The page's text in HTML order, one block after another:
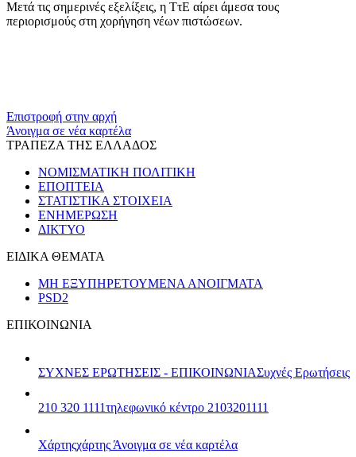
Μετά τις σημερινές εξελίξεις, η ΤτΕ αίρει άμεσα τους
περιορισμούς στη χορήγηση νέων πιστώσεων.
Επιστροφή στην αρχή
Άνοιγμα σε νέα καρτέλα
ΤΡΑΠΕΖΑ ΤΗΣ ΕΛΛΑΔΟΣ
ΝΟΜΙΣΜΑΤΙΚΗ ΠΟΛΙΤΙΚΗ
ΕΠΟΠΤΕΙΑ
ΣΤΑΤΙΣΤΙΚΑ ΣΤΟΙΧΕΙΑ
ΕΝΗΜΕΡΩΣΗ
ΔΙΚΤΥΟ
ΕΙΔΙΚΑ ΘΕΜΑΤΑ
ΜΗ ΕΞΥΠΗΡΕΤΟΥΜΕΝΑ ΑΝΟΙΓΜΑΤΑ
PSD2
ΕΠΙΚΟΙΝΩΝΙΑ
ΣΥΧΝΕΣ ΕΡΩΤΗΣΕΙΣ - ΕΠΙΚΟΙΝΩΝΙΑΣυχνές Ερωτήσεις
210 320 1111τηλεφωνικό κέντρο 2103201111
Χάρτηςχάρτης Άνοιγμα σε νέα καρτέλα